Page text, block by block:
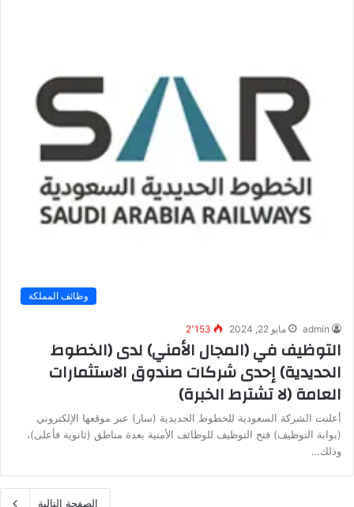
وظائف المملكة
admin مايو 22, 2024 2٬153
التوظيف في (المجال الأمني) لدى (الخطوط
الحديدية) إحدى شركات صندوق الاستثمارات
العامة (لا تشترط الخبرة)
أعلنت الشركة السعودية للخطوط الحديدية (سار) عبر موقعها الإلكتروني
(بوابة التوظيف) فتح التوظيف للوظائف الأمنية بعدة مناطق (ثانوية فأعلى)،
وذلك…
الصفحة التالية